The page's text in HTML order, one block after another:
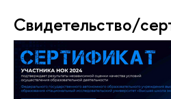
Свидетельство/